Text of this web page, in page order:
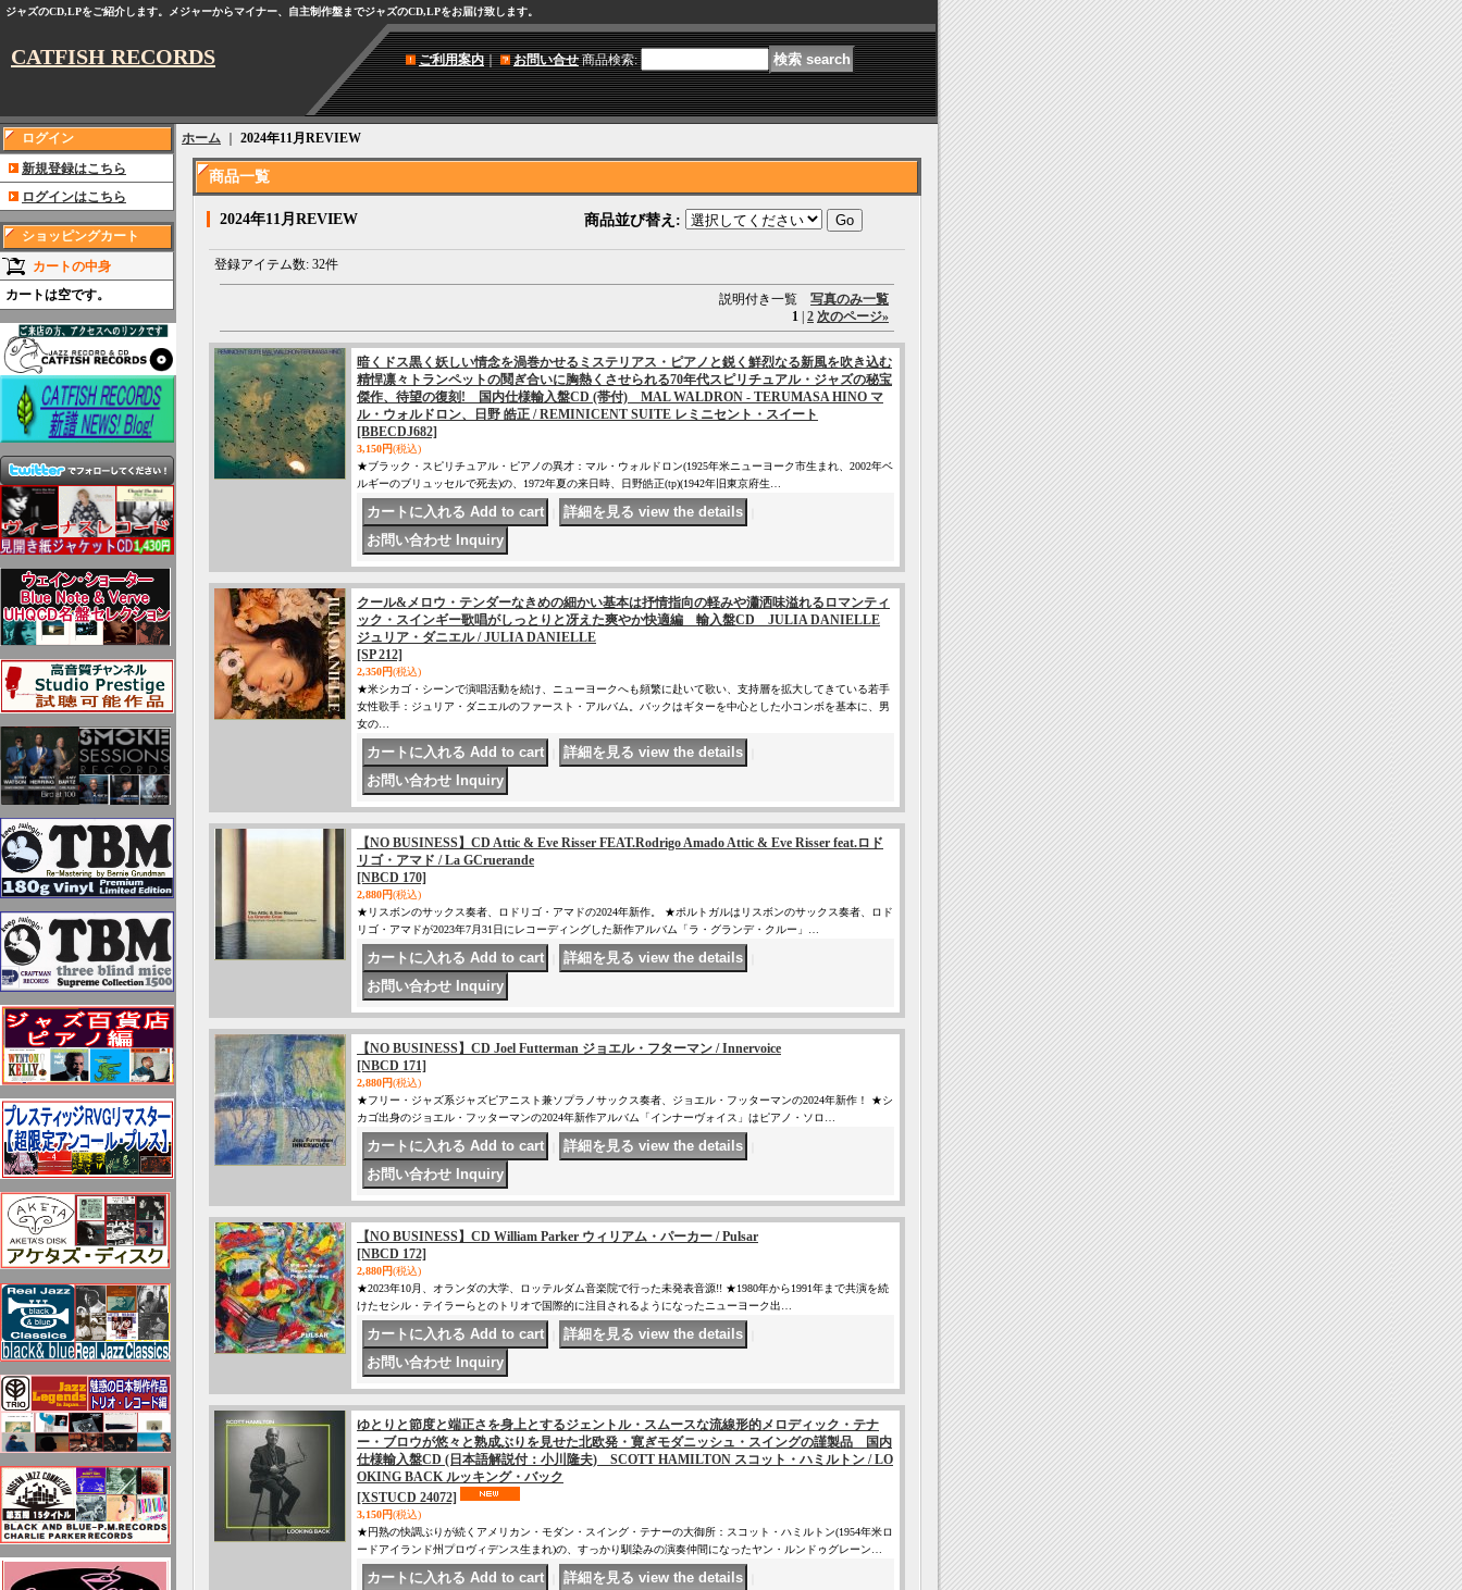
ジャズのCD,LPをご紹介します。メジャーからマイナー、自主制作盤までジャズのCD,LPをお届け致します。
CATFISH RECORDS ご利用案内｜ お問い合せ 商品検索:
ログイン
新規登録はこちら
ログインはこちら
ショッピングカート
カートの中身
カートは空です。
ホーム 2024年11月REVIEW
商品一覧
2024年11月REVIEW 商品並び替え :
登録アイテム数: 32件
説明付き一覧 写真のみ一覧
1 2 次のページ»
暗くドス黒く妖しい情念を渦巻かせるミステリアス・ピアノと鋭く鮮烈なる新風を吹き込む
精悍凛々トランペットの鬩ぎ合いに胸熱くさせられる70年代スピリチュアル・ジャズの秘宝
傑作、待望の復刻! 国内仕様輸入盤CD (帯付) MAL WALDRON - TERUMASA HINO マ
ル・ウォルドロン、日野 皓正 / REMINICENT SUITE レミニセント・スイート
[BBECDJ682]
3,150円(税込)
★ブラック・スピリチュアル・ピアノの異才：マル・ウォルドロン(1925年米ニューヨーク市生まれ、2002年ベ
ルギーのブリュッセルで死去)の、1972年夏の来日時、日野皓正(tp)(1942年旧東京府生…
クール&メロウ・テンダーなきめの細かい基本は抒情指向の軽みや瀟洒味溢れるロマンティ
ック・スインギー歌唱がしっとりと冴えた爽やか快適編 輸入盤CD JULIA DANIELLE
ジュリア・ダニエル / JULIA DANIELLE
[SP 212]
2,350円(税込)
★米シカゴ・シーンで演唱活動を続け、ニューヨークへも頻繁に赴いて歌い、支持層を拡大してきている若手
女性歌手：ジュリア・ダニエルのファースト・アルバム。バックはギターを中心とした小コンボを基本に、男
女の…
【NO BUSINESS】CD Attic & Eve Risser FEAT.Rodrigo Amado Attic & Eve Risser feat.ロド
リゴ・アマド / La GCruerande
[NBCD 170]
2,880円(税込)
★リスボンのサックス奏者、ロドリゴ・アマドの2024年新作。 ★ポルトガルはリスボンのサックス奏者、ロド
リゴ・アマドが2023年7月31日にレコーディングした新作アルバム「ラ・グランデ・クルー」…
【NO BUSINESS】CD Joel Futterman ジョエル・フターマン / Innervoice
[NBCD 171]
2,880円(税込)
★フリー・ジャズ系ジャズピアニスト兼ソプラノサックス奏者、ジョエル・フッターマンの2024年新作！ ★シ
カゴ出身のジョエル・フッターマンの2024年新作アルバム「インナーヴォイス」はピアノ・ソロ…
【NO BUSINESS】CD William Parker ウィリアム・パーカー / Pulsar
[NBCD 172]
2,880円(税込)
★2023年10月、オランダの大学、ロッテルダム音楽院で行った未発表音源!! ★1980年から1991年まで共演を続
けたセシル・テイラーらとのトリオで国際的に注目されるようになったニューヨーク出…
ゆとりと節度と端正さを身上とするジェントル・スムースな流線形的メロディック・テナ
ー・ブロウが悠々と熟成ぶりを見せた北欧発・寛ぎモダニッシュ・スイングの謹製品 国内
仕様輸入盤CD (日本語解説付：小川隆夫) SCOTT HAMILTON スコット・ハミルトン / LO
OKING BACK ルッキング・バック
[XSTUCD 24072]
3,150円(税込)
★円熟の快調ぶりが続くアメリカン・モダン・スイング・テナーの大御所：スコット・ハミルトン(1954年米ロ
ードアイランド州プロヴィデンス生まれ)の、すっかり馴染みの演奏仲間になったヤン・ルンドゥグレーン…